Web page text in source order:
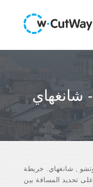
شانغهاي
, شانغهاي. خريطة
تحديد المسافة بين